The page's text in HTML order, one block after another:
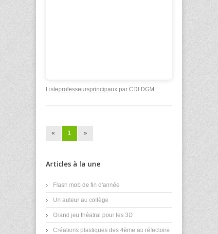
Listeprofesseursprincipaux par CDI DGM
« 1 »
Articles à la une
Flash mob de fin d'année
Un auteur au collège
Grand jeu théatral pour les 3D
Créations plastiques des 4ème au réfectoire